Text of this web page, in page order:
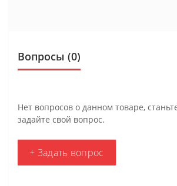
Вопросы (0)
Нет вопросов о данном товаре,
задайте свой вопрос.
+ Задать вопрос